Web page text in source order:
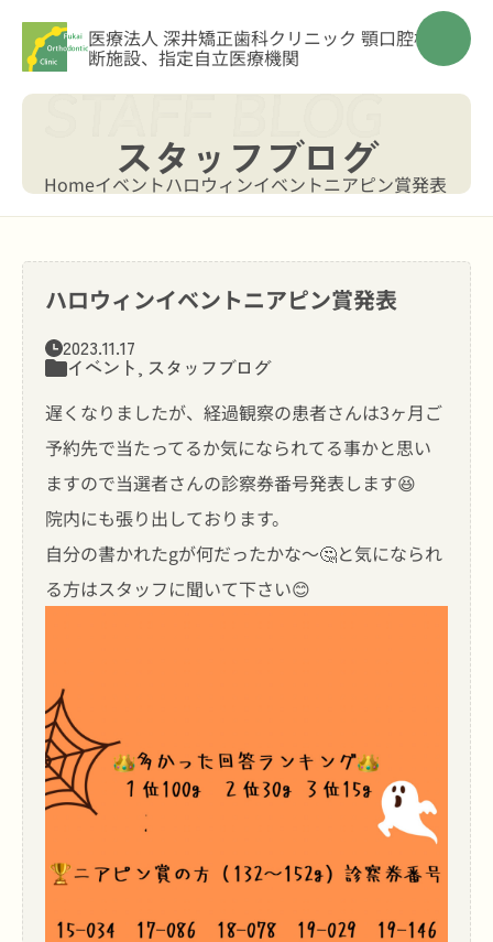
医療法人 深井矯正歯科クリニック 顎口腔機能診
断施設、指定自立医療機関
スタッフブログ
Homeイベントハロウィンイベントニアピン賞発表
ハロウィンイベントニアピン賞発表
2023.11.17
イベント, スタッフブログ
遅くなりましたが、経過観察の患者さんは3ヶ月ご
予約先で当たってるか気になられてる事かと思い
ますので当選者さんの診察券番号発表します😆
院内にも張り出しております。
自分の書かれたgが何だったかな〜🤔と気になられ
る方はスタッフに聞いて下さい😊